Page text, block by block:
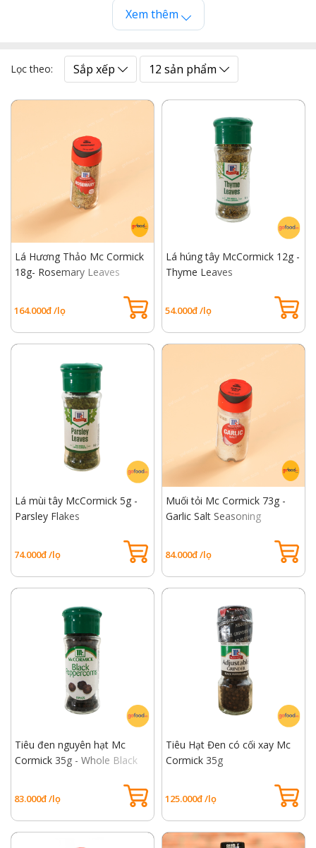
GOFOOD - THỰC PHẨM NHẬP KHẨU
Hotline đặt hàng: 1900 3220
Xem thêm
Lọc theo: Sắp xếp 12 sản phẩm
Lá Hương Thảo Mc Cormick
18g- Rosemary Leaves
164.000đ /lọ
Lá húng tây McCormick 12g -
Thyme Leaves
54.000đ /lọ
Lá mùi tây McCormick 5g -
Parsley Flakes
74.000đ /lọ
Muối tỏi Mc Cormick 73g -
Garlic Salt Seasoning
84.000đ /lọ
Tiêu đen nguyên hạt Mc
Cormick 35g - Whole Black
83.000đ /lọ
Tiêu Hạt Đen có cối xay Mc
Cormick 35g
125.000đ /lọ